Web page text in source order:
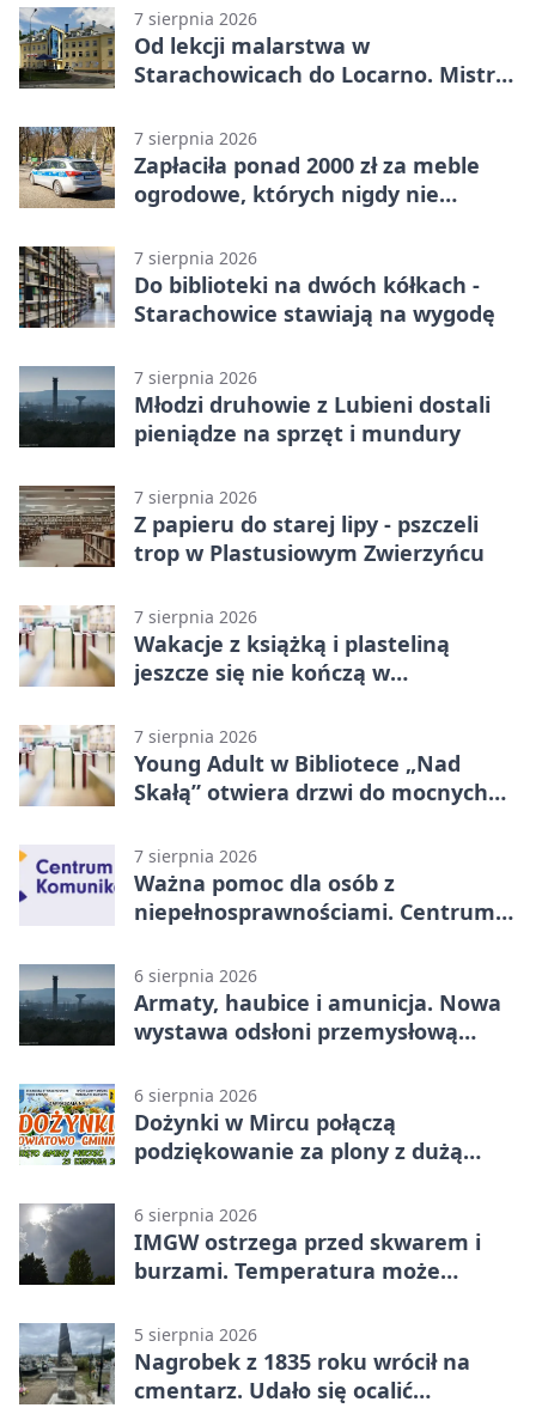
7 sierpnia 2026
Od lekcji malarstwa w
Starachowicach do Locarno. Mistrz
7 sierpnia 2026
Zapłaciła ponad 2000 zł za meble
ogrodowe, których nigdy nie
7 sierpnia 2026
Do biblioteki na dwóch kółkach -
Starachowice stawiają na wygodę
7 sierpnia 2026
Młodzi druhowie z Lubieni dostali
pieniądze na sprzęt i mundury
7 sierpnia 2026
Z papieru do starej lipy - pszczeli
trop w Plastusiowym Zwierzyńcu
7 sierpnia 2026
Wakacje z książką i plasteliną
jeszcze się nie kończą w
7 sierpnia 2026
Young Adult w Bibliotece „Nad
Skałą” otwiera drzwi do mocnych
7 sierpnia 2026
Ważna pomoc dla osób z
niepełnosprawnościami. Centrum
6 sierpnia 2026
Armaty, haubice i amunicja. Nowa
wystawa odsłoni przemysłową
6 sierpnia 2026
Dożynki w Mircu połączą
podziękowanie za plony z dużą
6 sierpnia 2026
IMGW ostrzega przed skwarem i
burzami. Temperatura może
5 sierpnia 2026
Nagrobek z 1835 roku wrócił na
cmentarz. Udało się ocalić